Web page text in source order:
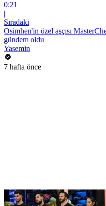
0:21
|
Sıradaki
Osimhen'in özel aşçısı
gündem oldu
Yasemin
7 hafta önce